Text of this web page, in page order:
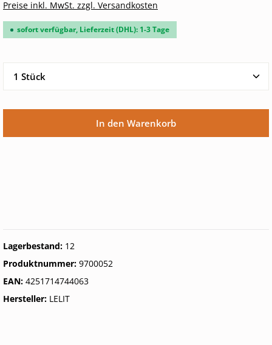
Preise inkl. MwSt. zzgl. Versandkosten
sofort verfügbar, Lieferzeit (DHL): 1-3 Tage
Produkt Anzahl: Gib den gewünschten Wert ein
In den Warenkorb
Lagerbestand: 12
Produktnummer: 9700052
EAN: 4251714744063
Hersteller: LELIT